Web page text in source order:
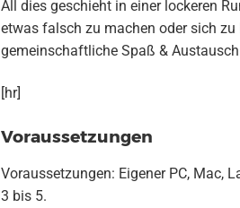
All dies geschieht in einer lockeren
etwas falsch zu machen oder sich
gemeinschaftliche Spaß &
[hr]
Voraussetzungen
Voraussetzungen: Eigener PC, Mac,
3 bis 5.